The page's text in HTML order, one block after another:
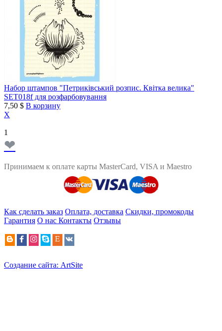
Набор штампов "Петриківський розпис. Квітка велика"
SET018f для розфарбовування
7,50 $ В корзину
X
1
❤
Принимаем к оплате карты MasterCard, VISA и Maestro
Как сделать заказ Оплата, доставка Скидки, промокоды
Гарантия О нас Контакты Отзывы
Создание сайта: ArtSite